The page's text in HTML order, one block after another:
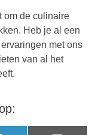
om de culinaire
Heb je al een
met ons
van al het